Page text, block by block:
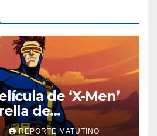
de ‘X-Men’
de
como Cíclope
REPORTE MATUTINO